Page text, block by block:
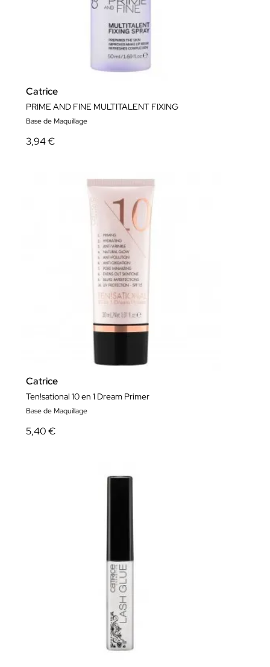
Catrice
PRIME AND FINE MULTITALENT FIXING
Base de Maquillage
3,94 €
Catrice
Ten!sational 10 en 1 Dream Primer
Base de Maquillage
5,40 €